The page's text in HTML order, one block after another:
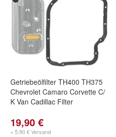
Getriebeölfilter TH400 TH375
Chevrolet Camaro Corvette C/
K Van Cadillac Filter
19,90 €
+ 5,90 € Versand